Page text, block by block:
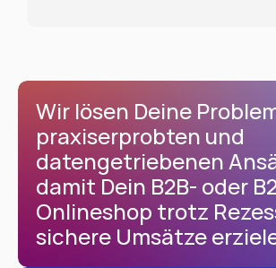
Wir lösen Deine
praxiserprobten und
datengetriebenen
damit Dein B2B- oder
Onlineshop trotz
sichere Umsätze